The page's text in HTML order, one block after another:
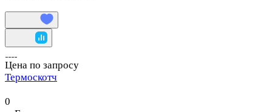
Цена по запросу
Термоскотч
0